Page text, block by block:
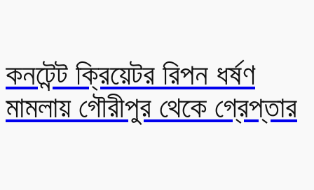
কনটেন্ট ক্রিয়েটর রিপন ধর্ষণ
মামলায় গৌরীপুর থেকে গ্রেপ্তার